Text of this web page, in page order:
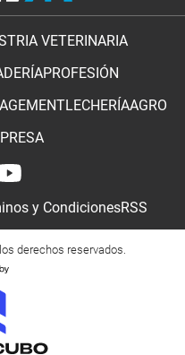
VETERINARIA
PROFESIÓN
LECHERÍAAGRO
y CondicionesRSS
derechos reservados.